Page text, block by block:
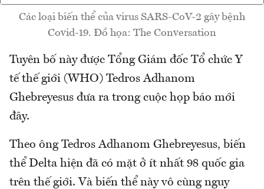
Các loại biến thể của virus SARS-CoV-2 gây bệnh
Covid-19. Đồ họa: The Conversation
Tuyên bố này được Tổng Giám đốc Tổ chức Y
tế thế giới (WHO) Tedros Adhanom
Ghebreyesus đưa ra trong cuộc họp báo mới
đây.
Theo ông Tedros Adhanom Ghebreyesus, biến
thể Delta hiện đã có mặt ở ít nhất 98 quốc gia
trên thế giới. Và biến thể này vô cùng nguy